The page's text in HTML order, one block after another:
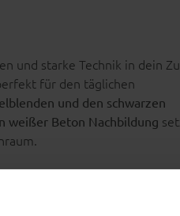
und starke Technik in dein
für den täglichen
und den schwarzen
weißer Beton Nachbildung